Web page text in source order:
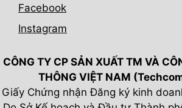
Facebook
Instagram
CÔNG TY CP SẢN XUẤT TM VÀ
THÔNG VIỆT NAM
Giấy Chứng nhận Đăng ký kinh